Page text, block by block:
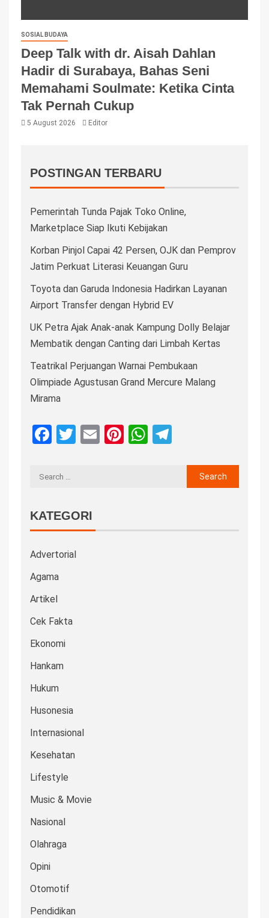
SOSIAL BUDAYA
Deep Talk with dr. Aisah Dahlan
Hadir di Surabaya, Bahas Seni
Memahami Soulmate: Ketika Cinta
Tak Pernah Cukup
5 August 2026 Editor
POSTINGAN TERBARU
Pemerintah Tunda Pajak Toko Online,
Marketplace Siap Ikuti Kebijakan
Korban Pinjol Capai 42 Persen, OJK dan Pemprov
Jatim Perkuat Literasi Keuangan Guru
Toyota dan Garuda Indonesia Hadirkan Layanan
Airport Transfer dengan Hybrid EV
UK Petra Ajak Anak-anak Kampung Dolly Belajar
Membatik dengan Canting dari Limbah Kertas
Teatrikal Perjuangan Warnai Pembukaan
Olimpiade Agustusan Grand Mercure Malang
Mirama
Facebook
Twitter
EmailPinterest
WhatsApp
KATEGORI
Advertorial
Agama
Artikel
Cek Fakta
Ekonomi
Hankam
Hukum
Husonesia
Internasional
Kesehatan
Lifestyle
Music & Movie
Nasional
Olahraga
Opini
Otomotif
Pendidikan